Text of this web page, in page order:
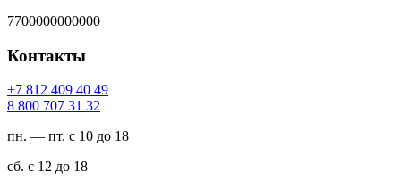
7700000000000
Контакты
94 04 904 218 7+
23 13 707 008 8
пн. — пт. с 10 до 18
сб. с 12 до 18